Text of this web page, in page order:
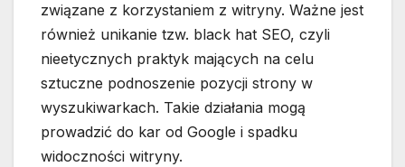
związane z korzystaniem z witryny. Ważne jest
również unikanie tzw. black hat SEO, czyli
nieetycznych praktyk mających na celu
sztuczne podnoszenie pozycji strony w
wyszukiwarkach. Takie działania mogą
prowadzić do kar od Google i spadku
widoczności witryny.